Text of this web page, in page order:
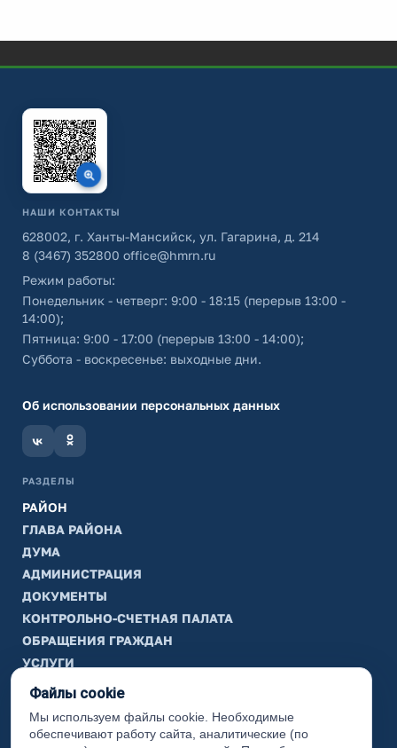
НАШИ КОНТАКТЫ
628002, г. Ханты-Мансийск, ул. Гагарина, д. 214
8 (3467) 352800 office@hmrn.ru
Режим работы:
Понедельник - четверг: 9:00 - 18:15 (перерыв 13:00 -
14:00);
Пятница: 9:00 - 17:00 (перерыв 13:00 - 14:00);
Суббота - воскресенье: выходные дни.
Об использовании персональных данных
РАЗДЕЛЫ
РАЙОН
ГЛАВА РАЙОНА
ДУМА
АДМИНИСТРАЦИЯ
ДОКУМЕНТЫ
КОНТРОЛЬНО-СЧЕТНАЯ ПАЛАТА
ОБРАЩЕНИЯ ГРАЖДАН
УСЛУГИ
ТИК
ИНФОРМАЦИЯ
Файлы cookie
Мы используем файлы cookie. Необходимые
обеспечивают работу сайта, аналитические (по